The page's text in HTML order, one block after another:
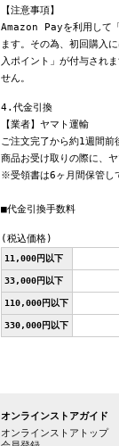
【注意事項】
Amazon Payを利用して
ます。その為、初回購入
入ポイント」が付与され
せん。
4.代金引換
【業者】ヤマト運輸
ご注文完了から約1週間前
商品お受け取りの際に、
※受領書は6ヶ月間保管し
■代金引換手数料
(税込価格)
11,000円以下
33,000円以下
110,000円以下
330,000円以下
オンラインストアガイド
オンラインストアトップ